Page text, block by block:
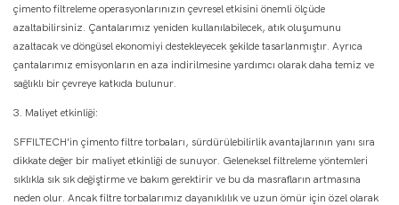
çimento filtreleme operasyonlarınızın çevresel etkisini önemli ölçüde
azaltabilirsiniz. Çantalarımız yeniden kullanılabilecek, atık oluşumunu
azaltacak ve döngüsel ekonomiyi destekleyecek şekilde tasarlanmıştır. Ayrıca
çantalarımız emisyonların en aza indirilmesine yardımcı olarak daha temiz ve
sağlıklı bir çevreye katkıda bulunur.
3. Maliyet etkinliği:
SFFILTECH'in çimento filtre torbaları, sürdürülebilirlik avantajlarının yanı sıra
dikkate değer bir maliyet etkinliği de sunuyor. Geleneksel filtreleme yöntemleri
sıklıkla sık sık değiştirme ve bakım gerektirir ve bu da masrafların artmasına
neden olur. Ancak filtre torbalarımız dayanıklılık ve uzun ömür için özel olarak